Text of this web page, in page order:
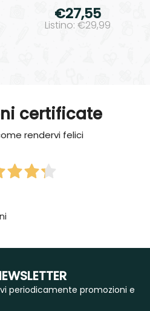
€27,55
Listino: €29,99
certificate
rendervi felici
periodicamente promozioni e